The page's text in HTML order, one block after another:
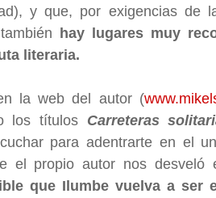
y que, por exigencias de
también hay lugares muy
literaria.
la web del autor (
los títulos
Carreteras
para adentrarte en el
el propio autor nos
que Ilumbe vuelva a ser